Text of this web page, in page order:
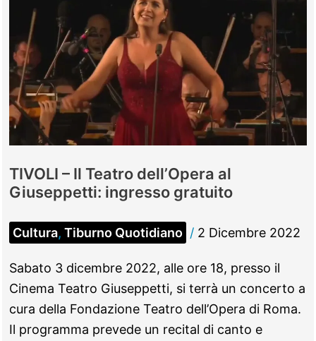
TIVOLI – Il Teatro dell’Opera al
Giuseppetti: ingresso gratuito
Cultura, Tiburno Quotidiano / 2 Dicembre 2022
Sabato 3 dicembre 2022, alle ore 18, presso il
Cinema Teatro Giuseppetti, si terrà un concerto a
cura della Fondazione Teatro dell’Opera di Roma.
Il programma prevede un recital di canto e